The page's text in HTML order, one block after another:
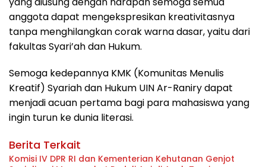
anggota dapat mengekspresikan kreativitasnya
tanpa menghilangkan corak warna dasar, yaitu dari
fakultas Syari’ah dan Hukum.
Semoga kedepannya KMK (Komunitas Menulis
Kreatif) Syariah dan Hukum UIN Ar-Raniry dapat
menjadi acuan pertama bagi para mahasiswa yang
ingin turun ke dunia literasi.
Berita Terkait
Komisi IV DPR RI dan Kementerian Kehutanan Genjot